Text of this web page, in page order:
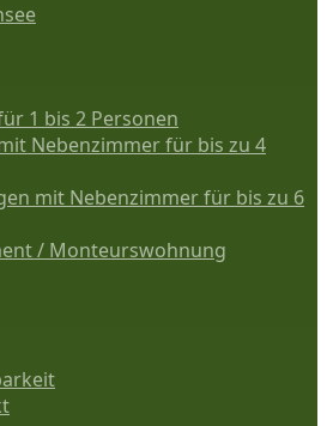
1 bis 2 Personen
Nebenzimmer für bis zu 4
mit Nebenzimmer für bis zu 6
/ Monteurswohnung